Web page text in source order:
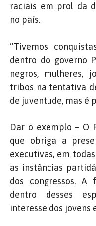
raciais em prol da
no país.
“Tivemos
dentro do governo
negros, mulheres,
tribos na tentativa
de juventude, mas é
Dar o exemplo – O
que obriga a
executivas, em
as instâncias
dos congressos. A
dentro desses
interesse dos jovens